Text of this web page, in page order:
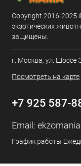
Copyright 2016-2025
экзотических
защищены.
г. Москва, ул. Шоссе
Посмотреть на карте
+7 925 587-
Email:
График работы